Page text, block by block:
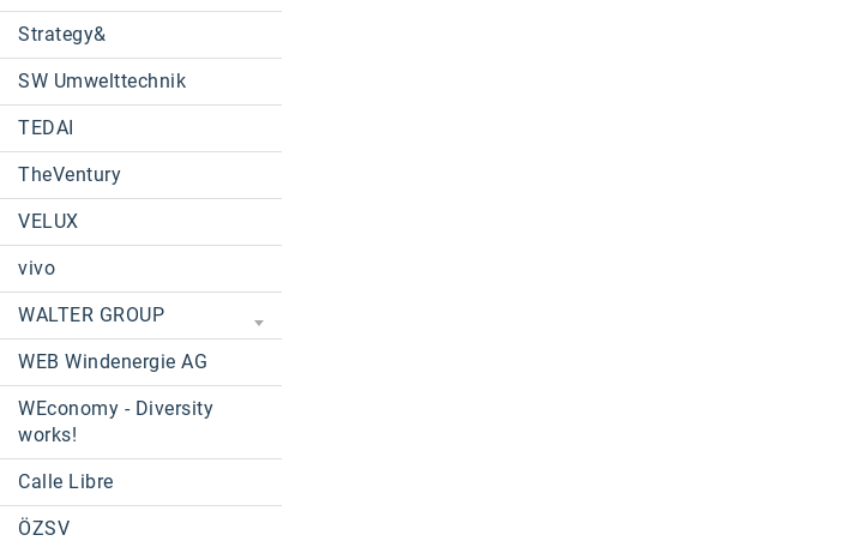
Strategy&
SW Umwelttechnik
TEDAI
TheVentury
VELUX
vivo
WALTER GROUP
WEB Windenergie AG
WEconomy - Diversity
works!
Calle Libre
ÖZSV